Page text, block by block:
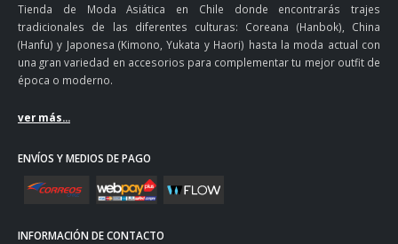
Tienda de Moda Asiática en Chile donde encontrarás trajes
tradicionales de las diferentes culturas: Coreana (Hanbok), China
(Hanfu) y Japonesa (Kimono, Yukata y Haori) hasta la moda actual con
una gran variedad en accesorios para complementar tu mejor outfit de
época o moderno.
ver más...
ENVÍOS Y MEDIOS DE PAGO
INFORMACIÓN DE CONTACTO